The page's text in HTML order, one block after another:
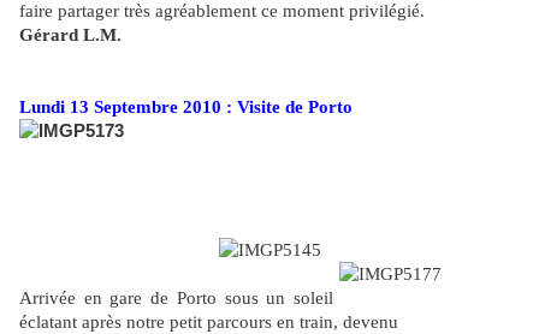
faire partager très agréablement ce moment privilégié.
Gérard L.M.
Lundi 13 Septembre 2010 : Visite de Porto
Arrivée en gare de Porto sous un soleil
éclatant après notre petit parcours en train, devenu